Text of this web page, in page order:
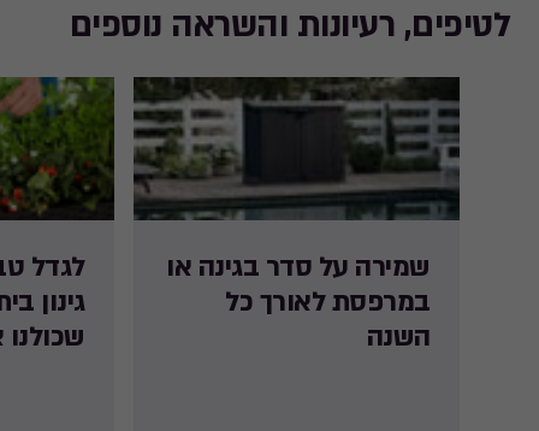
לטיפים, רעיונות והשראה נוספים
שמירה על סדר בגינה או
במרפסת לאורך כל
השנה
לגדל
גינון